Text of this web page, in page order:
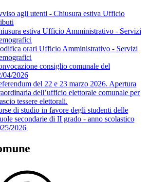
agli utenti - Chiusura estiva Ufficio
estiva Ufficio Amministrativo - Servizi
orari Ufficio Amministrativo - Servizi
consiglio comunale del
04/2026
del 22 e 23 marzo 2026. Apertura
dell’ufficio elettorale comunale per
tessere elettorali.
di studio in favore degli studenti delle
secondarie di II grado - anno scolastico
2026